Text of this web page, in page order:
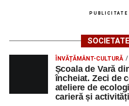
Platoul Centrului
Blaga” Sebeș
(Race Office) pentru competiția
Râpa Roșie
PUBLICITATE
SOCIETATE
ÎNVĂȚĂMÂNT-CULTURĂ
Școala de Vară
încheiat. Zeci de
ateliere de
carieră și